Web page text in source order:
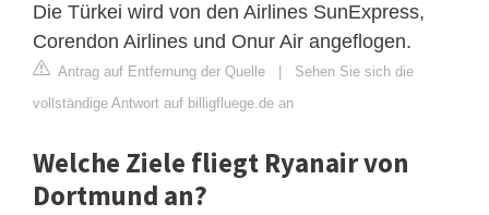
Die Türkei wird von den Airlines SunExpress,
Corendon Airlines und Onur Air angeflogen.
Antrag auf Entfernung der Quelle
Sehen Sie sich die
vollständige Antwort auf billigfluege.de an
Welche Ziele fliegt Ryanair von
Dortmund an?